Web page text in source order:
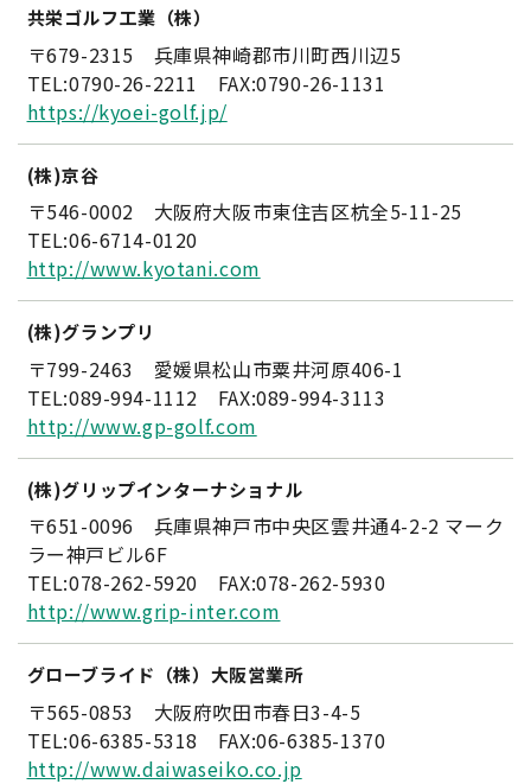
共栄ゴルフ工業（株）
〒679-2315 兵庫県神崎郡市川町西川辺5
TEL:0790-26-2211 FAX:0790-26-1131
https://kyoei-golf.jp/
(株)京谷
〒546-0002 大阪府大阪市東住吉区杭全5-11-25
TEL:06-6714-0120
http://www.kyotani.com
(株)グランプリ
〒799-2463 愛媛県松山市粟井河原406-1
TEL:089-994-1112 FAX:089-994-3113
http://www.gp-golf.com
(株)グリップインターナショナル
〒651-0096 兵庫県神戸市中央区雲井通4-2-2 マーク
ラー神戸ビル6F
TEL:078-262-5920 FAX:078-262-5930
http://www.grip-inter.com
グローブライド（株）大阪営業所
〒565-0853 大阪府吹田市春日3-4-5
TEL:06-6385-5318 FAX:06-6385-1370
http://www.daiwaseiko.co.jp